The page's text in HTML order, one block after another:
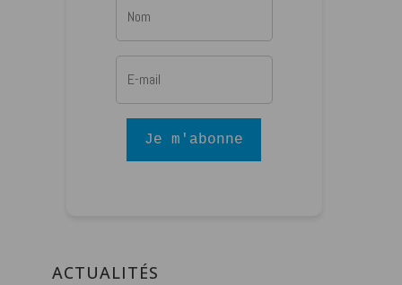
Je m'abonne
ACTUALITÉS